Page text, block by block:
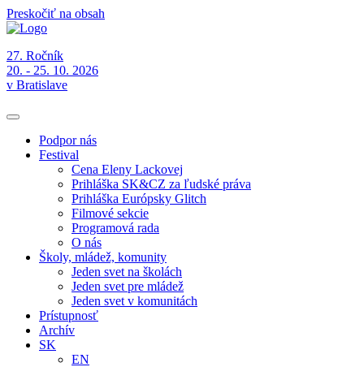
Preskočiť na obsah
27. Ročník
20. - 25. 10. 2026
v Bratislave
Podpor nás
Festival
Cena Eleny Lackovej
Prihláška SK&CZ za ľudské práva
Prihláška Európsky Glitch
Filmové sekcie
Programová rada
O nás
Školy, mládež, komunity
Jeden svet na školách
Jeden svet pre mládež
Jeden svet v komunitách
Prístupnosť
Archív
SK
EN